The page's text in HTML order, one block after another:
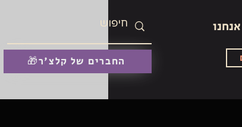
🎁החברים של קלצ'ר